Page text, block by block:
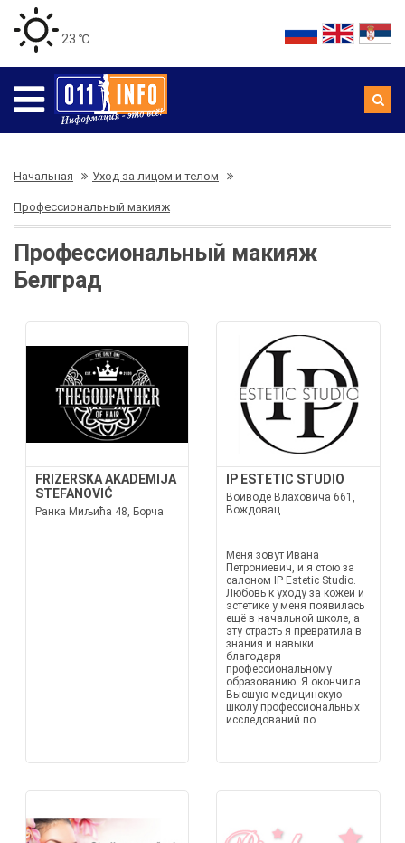
23 ℃
Начальная Уход за лицом и телом
Профессиональный макияж
Профессиональный макияж
Белград
FRIZERSKA AKADEMIJA
STEFANOVIĆ
Ранка Миљића 48, Борча
IP ESTETIC STUDIO
Войводе Влаховича 661,
Вождовац
Меня зовут Ивана
Петрониевич, и я стою за
салоном IP Estetic Studio.
Любовь к уходу за кожей и
эстетике у меня появилась
ещё в начальной школе, а
эту страсть я превратила в
знания и навыки
благодаря
профессиональному
образованию. Я окончила
Высшую медицинскую
школу профессиональных
исследований по...